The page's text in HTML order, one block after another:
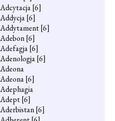
Adcytacja[6]
Addycja[6]
Addytament[6]
Adebon[6]
Adefagja[6]
Adenologja[6]
Adeona
Adeona[6]
Adephagia
Adept[6]
Aderbistan[6]